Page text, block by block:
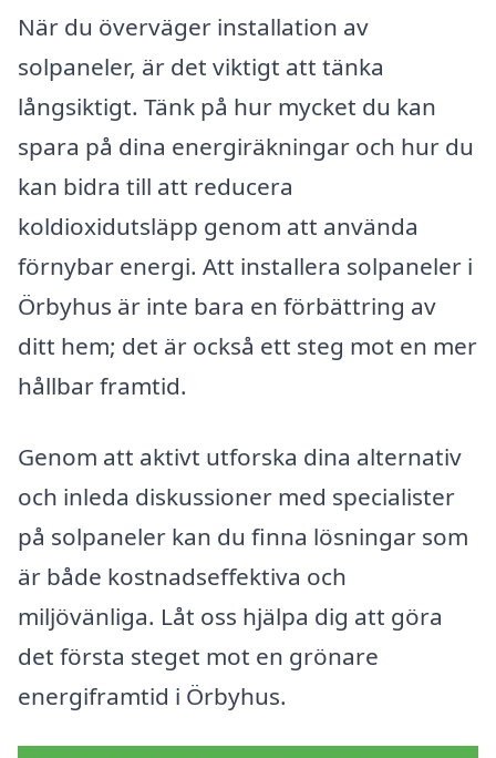
När du överväger installation av
solpaneler, är det viktigt att tänka
långsiktigt. Tänk på hur mycket du kan
spara på dina energiräkningar och hur du
kan bidra till att reducera
koldioxidutsläpp genom att använda
förnybar energi. Att installera solpaneler i
Örbyhus är inte bara en förbättring av
ditt hem; det är också ett steg mot en mer
hållbar framtid.
Genom att aktivt utforska dina alternativ
och inleda diskussioner med specialister
på solpaneler kan du finna lösningar som
är både kostnadseffektiva och
miljövänliga. Låt oss hjälpa dig att göra
det första steget mot en grönare
energiframtid i Örbyhus.